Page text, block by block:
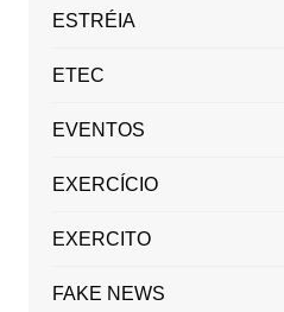
ESTRÉIA
ETEC
EVENTOS
EXERCÍCIO
EXERCITO
FAKE NEWS